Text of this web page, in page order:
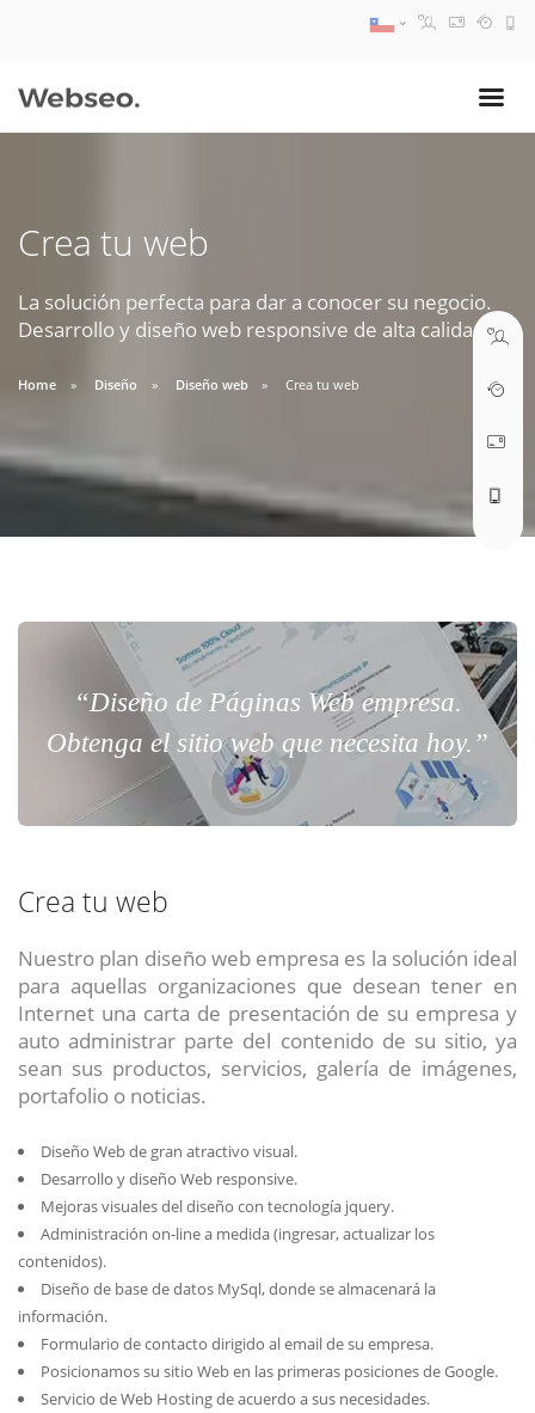
Crea tu web
La solución perfecta para dar a conocer su negocio.
Desarrollo y diseño web responsive de alta calidad.
Home Diseño Diseño web Crea tu web
“Diseño de Páginas Web empresa.
Obtenga el sitio web que necesita hoy.”
Crea tu web
Nuestro plan diseño web empresa es la solución ideal
para aquellas organizaciones que desean tener en
Internet una carta de presentación de su empresa y
auto administrar parte del contenido de su sitio, ya
sean sus productos, servicios, galería de imágenes,
portafolio o noticias.
Diseño Web de gran atractivo visual.
Desarrollo y diseño Web responsive.
Mejoras visuales del diseño con tecnología jquery.
Administración on-line a medida (ingresar, actualizar los
contenidos).
Diseño de base de datos MySql, donde se almacenará la
información.
Formulario de contacto dirigido al email de su empresa.
Posicionamos su sitio Web en las primeras posiciones de Google.
Servicio de Web Hosting de acuerdo a sus necesidades.
09:30 AM A 18:30 PM
soporte@webseo.cl